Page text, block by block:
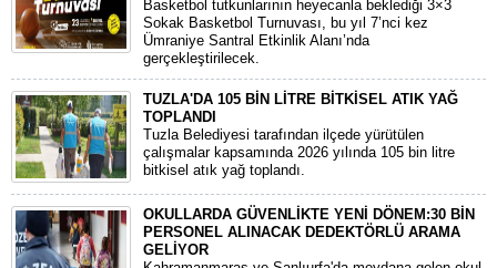
Basketbol tutkunlarının heyecanla beklediği 3×3
Sokak Basketbol Turnuvası, bu yıl 7’nci kez
Ümraniye Santral Etkinlik Alanı’nda
gerçekleştirilecek.
TUZLA'DA 105 BİN LİTRE BİTKİSEL ATIK YAĞ
TOPLANDI
Tuzla Belediyesi tarafından ilçede yürütülen
çalışmalar kapsamında 2026 yılında 105 bin litre
bitkisel atık yağ toplandı.
OKULLARDA GÜVENLİKTE YENİ DÖNEM:30 BİN
PERSONEL ALINACAK DEDEKTÖRLÜ ARAMA
GELİYOR